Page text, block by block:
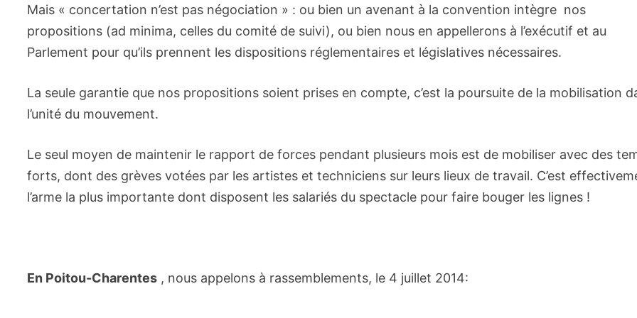
Mais « concertation n’est pas négociation » : ou bien un avenant à la convention intègre nos
propositions (ad minima, celles du comité de suivi), ou bien nous en appellerons à l’exécutif et au
Parlement pour qu’ils prennent les dispositions réglementaires et législatives nécessaires.
La seule garantie que nos propositions soient prises en compte, c’est la poursuite de la mobilisation
l’unité du mouvement.
Le seul moyen de maintenir le rapport de forces pendant plusieurs mois est de mobiliser avec des
forts, dont des grèves votées par les artistes et techniciens sur leurs lieux de travail. C’est
l’arme la plus importante dont disposent les salariés du spectacle pour faire bouger les lignes !
En Poitou-Charentes , nous appelons à rassemblements, le 4 juillet 2014: